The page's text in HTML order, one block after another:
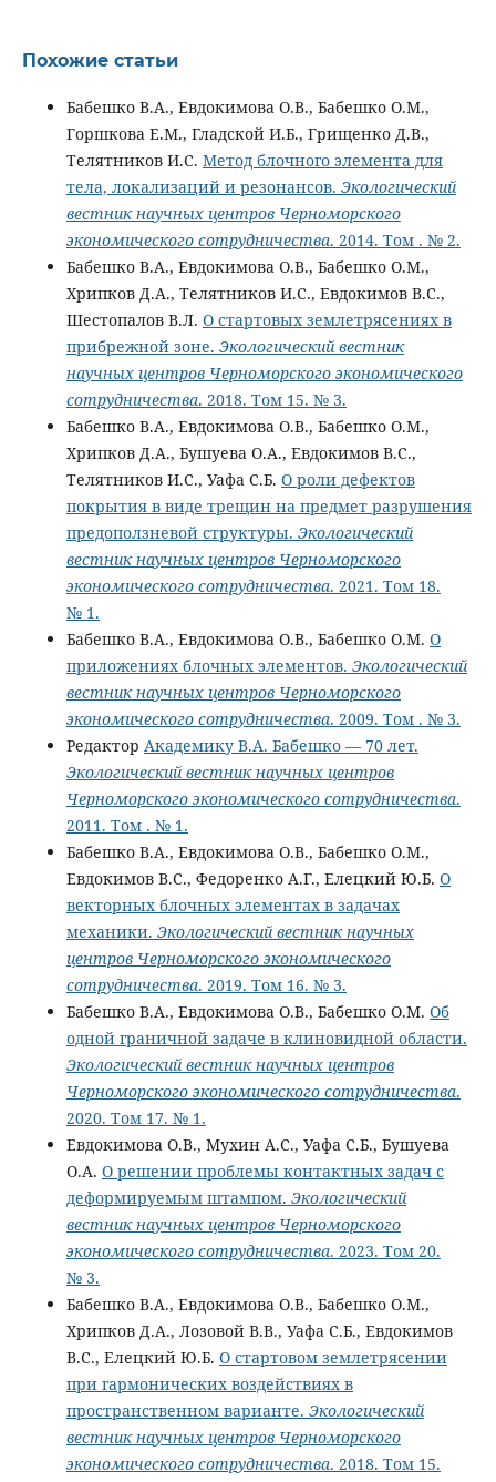
Похожие статьи
Бабешко В.А., Евдокимова О.В., Бабешко О.М.,
Горшкова Е.М., Гладской И.Б., Грищенко Д.В.,
Телятников И.С. Метод блочного элемента для
тела, локализаций и резонансов. Экологический
вестник научных центров Черноморского
экономического сотрудничества. 2014. Том . № 2.
Бабешко В.А., Евдокимова О.В., Бабешко О.М.,
Хрипков Д.А., Телятников И.С., Евдокимов В.С.,
Шестопалов В.Л. О стартовых землетрясениях в
прибрежной зоне. Экологический вестник
научных центров Черноморского экономического
сотрудничества. 2018. Том 15. № 3.
Бабешко В.А., Евдокимова О.В., Бабешко О.М.,
Хрипков Д.А., Бушуева О.А., Евдокимов В.С.,
Телятников И.С., Уафа С.Б. О роли дефектов
покрытия в виде трещин на предмет разрушения
предоползневой структуры. Экологический
вестник научных центров Черноморского
экономического сотрудничества. 2021. Том 18.
№ 1.
Бабешко В.А., Евдокимова О.В., Бабешко О.М. О
приложениях блочных элементов. Экологический
вестник научных центров Черноморского
экономического сотрудничества. 2009. Том . № 3.
Редактор Академику В.А. Бабешко — 70 лет.
Экологический вестник научных центров
Черноморского экономического сотрудничества.
2011. Том . № 1.
Бабешко В.А., Евдокимова О.В., Бабешко О.М.,
Евдокимов В.С., Федоренко А.Г., Елецкий Ю.Б. О
векторных блочных элементах в задачах
механики. Экологический вестник научных
центров Черноморского экономического
сотрудничества. 2019. Том 16. № 3.
Бабешко В.А., Евдокимова О.В., Бабешко О.М. Об
одной граничной задаче в клиновидной области.
Экологический вестник научных центров
Черноморского экономического сотрудничества.
2020. Том 17. № 1.
Евдокимова О.В., Мухин А.С., Уафа С.Б., Бушуева
О.А. О решении проблемы контактных задач с
деформируемым штампом. Экологический
вестник научных центров Черноморского
экономического сотрудничества. 2023. Том 20.
№ 3.
Бабешко В.А., Евдокимова О.В., Бабешко О.М.,
Хрипков Д.А., Лозовой В.В., Уафа С.Б., Евдокимов
В.С., Елецкий Ю.Б. О стартовом землетрясении
при гармонических воздействиях в
пространственном варианте. Экологический
вестник научных центров Черноморского
экономического сотрудничества. 2018. Том 15.